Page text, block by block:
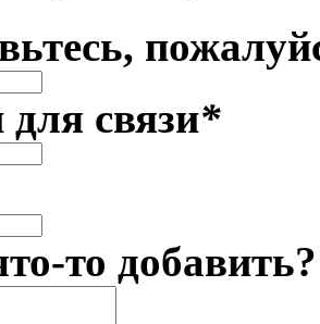
просмотр
связи